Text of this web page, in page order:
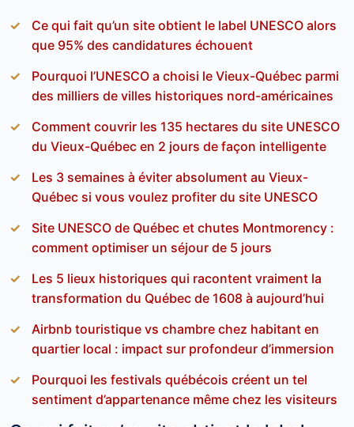
Ce qui fait qu’un site obtient le label UNESCO alors
que 95% des candidatures échouent
Pourquoi l’UNESCO a choisi le Vieux-Québec parmi
des milliers de villes historiques nord-américaines
Comment couvrir les 135 hectares du site UNESCO
du Vieux-Québec en 2 jours de façon intelligente
Les 3 semaines à éviter absolument au Vieux-
Québec si vous voulez profiter du site UNESCO
Site UNESCO de Québec et chutes Montmorency :
comment optimiser un séjour de 5 jours
Les 5 lieux historiques qui racontent vraiment la
transformation du Québec de 1608 à aujourd’hui
Airbnb touristique vs chambre chez habitant en
quartier local : impact sur profondeur d’immersion
Pourquoi les festivals québécois créent un tel
sentiment d’appartenance même chez les visiteurs